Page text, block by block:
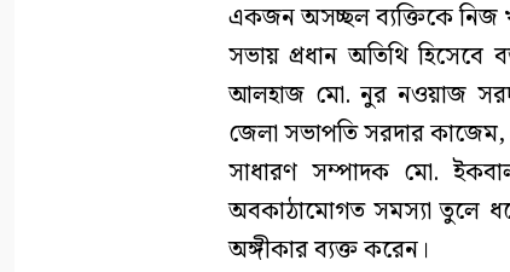
একজন অসচ্ছল ব্যক্তিকে নিজ
সভায় প্রধান অতিথি হিসেবে
আলহাজ মো. নুর নওয়াজ
জেলা সভাপতি সরদার
সাধারণ সম্পাদক মো. ইকবাল
অবকাঠামোগত সমস্যা তুলে
অঙ্গীকার ব্যক্ত করেন।